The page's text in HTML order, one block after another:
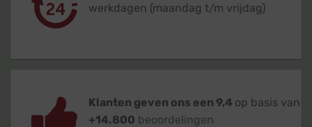
werkdagen (maandag t/m vrijdag)
Klanten geven ons een 9,4 op basis van
+14.800 beoordelingen